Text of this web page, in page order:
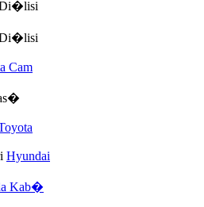
Cam
Hyundai
Kab�